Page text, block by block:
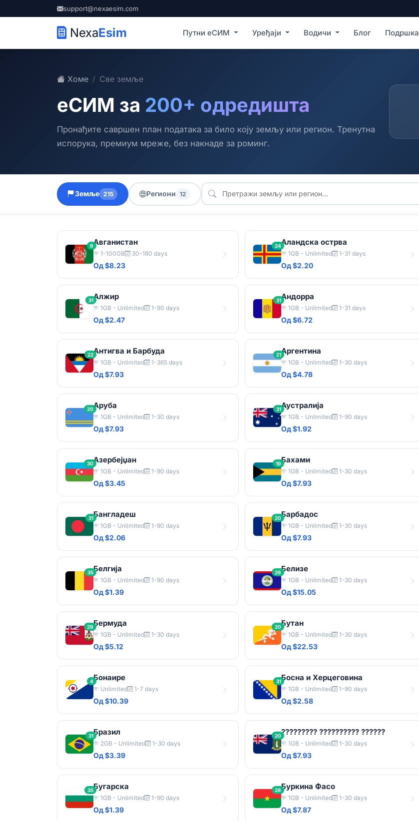
support@nexaesim.com
NexaEsim Путни еСИМ Уређаји Водичи Блог Подршка
Хоме Све земље
еСИМ за 200+ одредишта
Пронађите савршен план података за било коју земљу или регион. Тренутна
испорука, премиум мреже, без накнаде за роминг.
Земље 215 Региони 12
8Авганистан
1-100GB 30-180 days
Од $8.23
24Аландска острва
1GB - Unlimited 1-31 days
Од $2.20
31Алжир
1GB - Unlimited 1-90 days
Од $2.47
31Андорра
1GB - Unlimited 1-31 days
Од $6.72
22Антигва и Барбуда
1GB - Unlimited 1-365 days
Од $7.93
21Аргентина
1GB - Unlimited 1-30 days
Од $4.78
20Аруба
1GB - Unlimited 1-30 days
Од $7.93
31Аустралија
1GB - Unlimited 1-90 days
Од $1.92
30Азербејџан
1GB - Unlimited 1-90 days
Од $3.45
19Бахами
1GB - Unlimited 1-30 days
Од $7.93
31Бангладеш
1GB - Unlimited 1-90 days
Од $2.06
20Барбадос
1GB - Unlimited 1-30 days
Од $7.93
35Белгија
1GB - Unlimited 1-90 days
Од $1.39
26Белизе
1GB - Unlimited 1-30 days
Од $15.05
29Бермуда
1GB - Unlimited 1-30 days
Од $5.12
20Бутан
1GB - Unlimited 1-30 days
Од $22.53
4Бонаире
Unlimited 1-7 days
Од $10.39
31Босна и Херцеговина
1GB - Unlimited 1-90 days
Од $2.58
31Бразил
2GB - Unlimited 1-30 days
Од $3.39
20????????? ?????????? ??????
1GB - Unlimited 1-30 days
Од $7.93
35Бугарска
1GB - Unlimited 1-90 days
Од $1.39
28Буркина Фасо
1GB - Unlimited 1-30 days
Од $7.87